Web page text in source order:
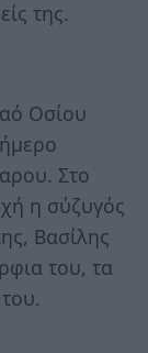
της.
Οσίου
Στο
η σύζυγός
Βασίλης
του, τα